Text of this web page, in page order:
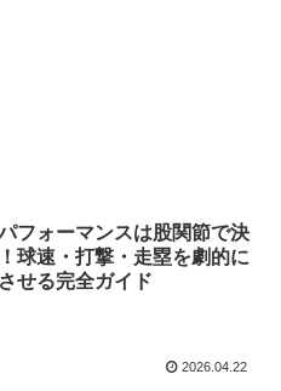
フォーマンスは股関節で決
球速・打撃・走塁を劇的に
せる完全ガイド
2026.04.22